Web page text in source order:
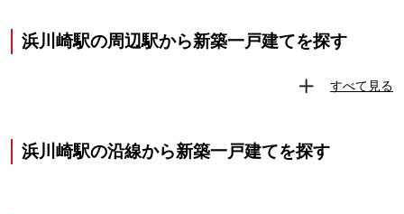
浜川崎駅の周辺駅から新築一戸建てを探す
すべて見る
浜川崎駅の沿線から新築一戸建てを探す